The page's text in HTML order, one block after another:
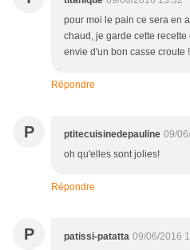
pour moi le pain ce sera en
chaud, je garde cette
envie d'un bon casse croute
Répondre
P ptitecuisinedepauline 09/
oh qu'elles sont jolies!
Répondre
P patissi-patatta 09/06/2016